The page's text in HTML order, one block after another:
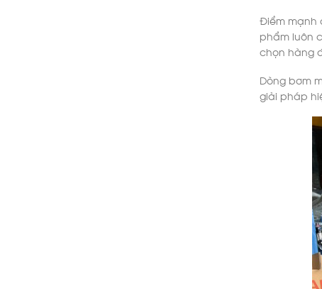
Điểm mạnh
phẩm luôn
chọn hàng
Dòng bơm
giải pháp